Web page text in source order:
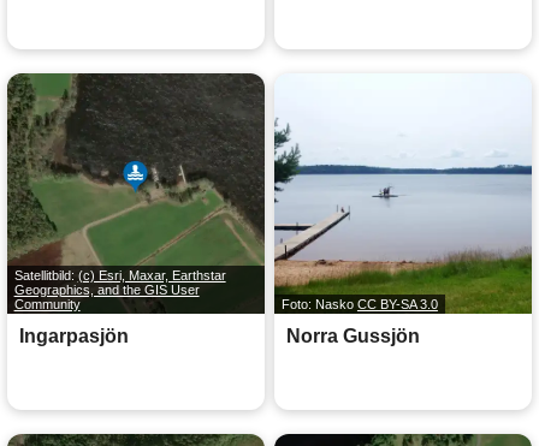
Satellitbild: (c) Esri, Maxar, Earthstar
Geographics, and the GIS User
Community
Ingarpasjön
Foto: Nasko CC BY-SA 3.0
Norra Gussjön